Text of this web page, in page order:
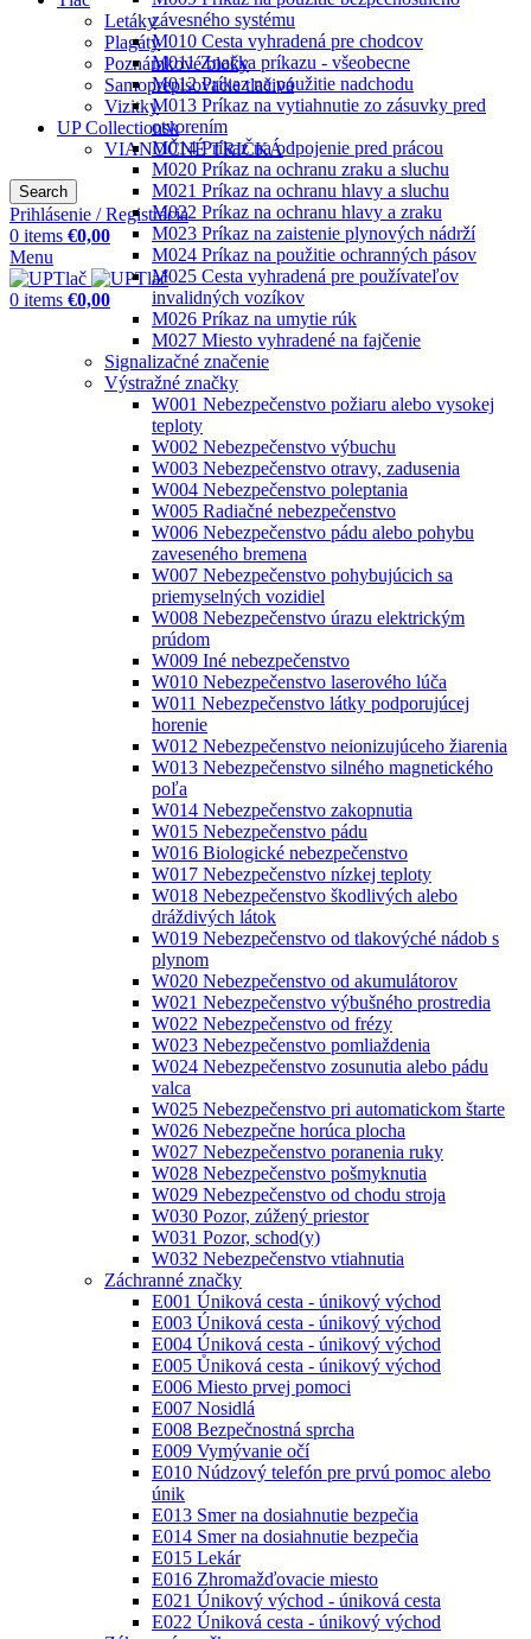
Letáky
Plagáty
Poznámkové bloky
Samoprepisovacie tlačivá
Vizitky
UP Collectionsk
VIANOČNÉ TRIČKÁ
Search
Prihlásenie / Registrácia
0 items €0,00
Menu
0 items €0,00
závesného systému
M010 Cesta vyhradená pre chodcov
M011 Značka príkazu - všeobecne
M012 Príkaz na použitie nadchodu
M013 Príkaz na vytiahnutie zo zásuvky pred
otvorením
M014 Príkaz na odpojenie pred prácou
M020 Príkaz na ochranu zraku a sluchu
M021 Príkaz na ochranu hlavy a sluchu
M022 Príkaz na ochranu hlavy a zraku
M023 Príkaz na zaistenie plynových nádrží
M024 Príkaz na použitie ochranných pásov
M025 Cesta vyhradená pre používateľov
invalidných vozíkov
M026 Príkaz na umytie rúk
M027 Miesto vyhradené na fajčenie
Signalizačné značenie
Výstražné značky
W001 Nebezpečenstvo požiaru alebo vysokej
teploty
W002 Nebezpečenstvo výbuchu
W003 Nebezpečenstvo otravy, zadusenia
W004 Nebezpečenstvo poleptania
W005 Radiačné nebezpečenstvo
W006 Nebezpečenstvo pádu alebo pohybu
zaveseného bremena
W007 Nebezpečenstvo pohybujúcich sa
priemyselných vozidiel
W008 Nebezpečenstvo úrazu elektrickým
prúdom
W009 Iné nebezpečenstvo
W010 Nebezpečenstvo laserového lúča
W011 Nebezpečenstvo látky podporujúcej
horenie
W012 Nebezpečenstvo neionizujúceho žiarenia
W013 Nebezpečenstvo silného magnetického
poľa
W014 Nebezpečenstvo zakopnutia
W015 Nebezpečenstvo pádu
W016 Biologické nebezpečenstvo
W017 Nebezpečenstvo nízkej teploty
W018 Nebezpečenstvo škodlivých alebo
dráždivých látok
W019 Nebezpečenstvo od tlakovýché nádob s
plynom
W020 Nebezpečenstvo od akumulátorov
W021 Nebezpečenstvo výbušného prostredia
W022 Nebezpečenstvo od frézy
W023 Nebezpečenstvo pomliaždenia
W024 Nebezpečenstvo zosunutia alebo pádu
valca
W025 Nebezpečenstvo pri automatickom štarte
W026 Nebezpečne horúca plocha
W027 Nebezpečenstvo poranenia ruky
W028 Nebezpečenstvo pošmyknutia
W029 Nebezpečenstvo od chodu stroja
W030 Pozor, zúžený priestor
W031 Pozor, schod(y)
W032 Nebezpečenstvo vtiahnutia
Záchranné značky
E001 Úniková cesta - únikový východ
E003 Úniková cesta - únikový východ
E004 Úniková cesta - únikový východ
E005 Ůniková cesta - únikový východ
E006 Miesto prvej pomoci
E007 Nosidlá
E008 Bezpečnostná sprcha
E009 Vymývanie očí
E010 Núdzový telefón pre prvú pomoc alebo
únik
E013 Smer na dosiahnutie bezpečia
E014 Smer na dosiahnutie bezpečia
E015 Lekár
E016 Zhromažďovacie miesto
E021 Únikový východ - úniková cesta
E022 Úniková cesta - únikový východ